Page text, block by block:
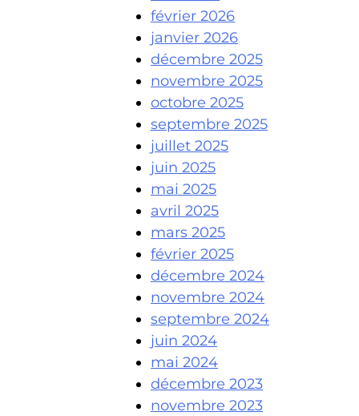
février 2026
janvier 2026
décembre 2025
novembre 2025
octobre 2025
septembre 2025
juillet 2025
juin 2025
mai 2025
avril 2025
mars 2025
février 2025
décembre 2024
novembre 2024
septembre 2024
juin 2024
mai 2024
décembre 2023
novembre 2023